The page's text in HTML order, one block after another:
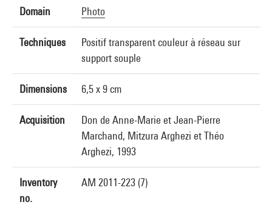
Domain Photo
Techniques
Positif transparent couleur à réseau sur
support souple
Dimensions 6,5 x 9 cm
Acquisition
Don de Anne-Marie et Jean-Pierre
Marchand, Mitzura Arghezi et Théo
Arghezi, 1993
Inventory
no.
AM 2011-223 (7)